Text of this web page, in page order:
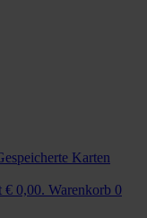
Karten
€ 0,00. Warenkorb 0